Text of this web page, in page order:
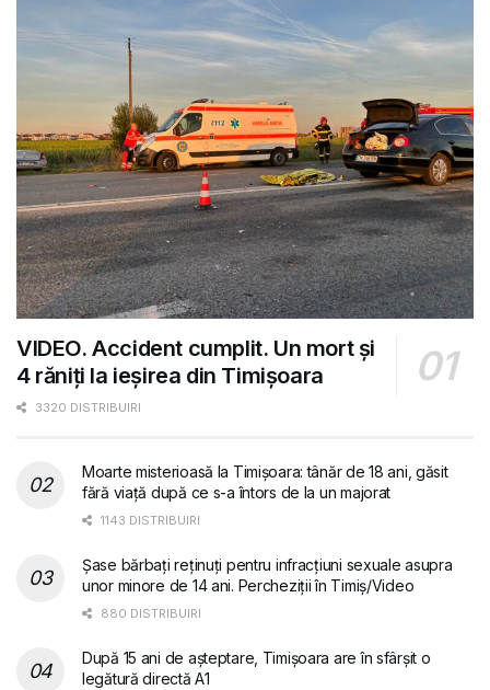
VIDEO. Accident cumplit. Un mort și
4 răniți la ieșirea din Timișoara
3320 DISTRIBUIRI
Moarte misterioasă la Timișoara: tânăr de 18 ani, găsit
fără viață după ce s-a întors de la un majorat
1143 DISTRIBUIRI
Șase bărbați reținuți pentru infracțiuni sexuale asupra
unor minore de 14 ani. Percheziții în Timiș/Video
880 DISTRIBUIRI
După 15 ani de așteptare, Timișoara are în sfârșit o
legătură directă A1